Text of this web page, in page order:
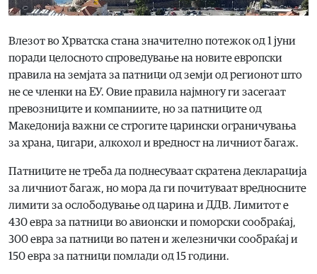
Влезот во Хрватска стана значително потежок од 1 јуни
поради целосното спроведување на новите европски
правила на земјата за патници од земји од регионот што
не се членки на ЕУ. Овие правила најмногу ги засегаат
превозниците и компаниите, но за патниците од
Македонија важни се строгите царински ограничувања
за храна, цигари, алкохол и вредност на личниот багаж.
Патниците не треба да поднесуваат скратена декларација
за личниот багаж, но мора да ги почитуваат вредносните
лимити за ослободување од царина и ДДВ. Лимитот е
430 евра за патници во авионски и поморски сообраќај,
300 евра за патници во патен и железнички сообраќај и
150 евра за патници помлади од 15 години.